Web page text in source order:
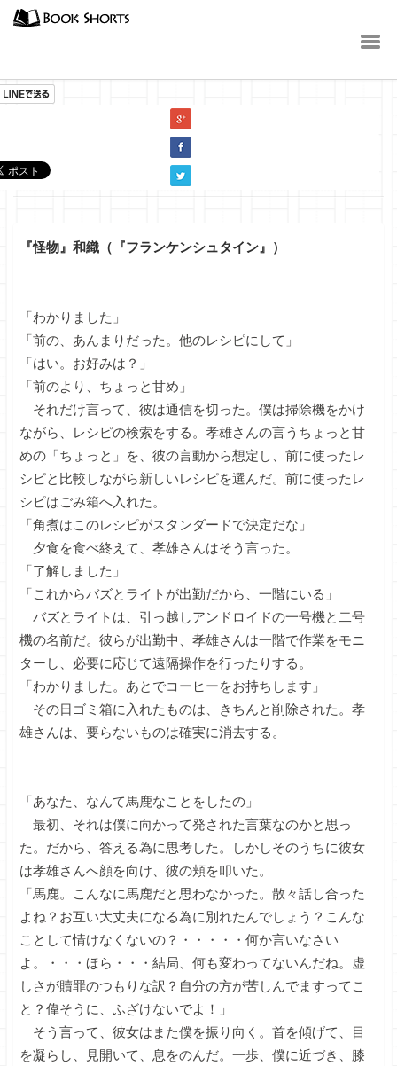
『怪物』和織（『フランケンシュタイン』）
「わかりました」
「前の、あんまりだった。他のレシピにして」
「はい。お好みは？」
「前のより、ちょっと甘め」
それだけ言って、彼は通信を切った。僕は掃除機をかけ
ながら、レシピの検索をする。孝雄さんの言うちょっと甘
めの「ちょっと」を、彼の言動から想定し、前に使ったレ
シピと比較しながら新しいレシピを選んだ。前に使ったレ
シピはごみ箱へ入れた。
「角煮はこのレシピがスタンダードで決定だな」
夕食を食べ終えて、孝雄さんはそう言った。
「了解しました」
「これからバズとライトが出勤だから、一階にいる」
バズとライトは、引っ越しアンドロイドの一号機と二号
機の名前だ。彼らが出勤中、孝雄さんは一階で作業をモニ
ターし、必要に応じて遠隔操作を行ったりする。
「わかりました。あとでコーヒーをお持ちします」
その日ゴミ箱に入れたものは、きちんと削除された。孝
雄さんは、要らないものは確実に消去する。
「あなた、なんて馬鹿なことをしたの」
最初、それは僕に向かって発された言葉なのかと思っ
た。だから、答える為に思考した。しかしそのうちに彼女
は孝雄さんへ顔を向け、彼の頬を叩いた。
「馬鹿。こんなに馬鹿だと思わなかった。散々話し合った
よね？お互い大丈夫になる為に別れたんでしょう？こんな
ことして情けなくないの？・・・・・何か言いなさい
よ。・・・ほら・・・結局、何も変わってないんだね。虚
しさが贖罪のつもりな訳？自分の方が苦しんでますってこ
と？偉そうに、ふざけないでよ！」
そう言って、彼女はまた僕を振り向く。首を傾げて、目
を凝らし、見開いて、息をのんだ。一歩、僕に近づき、膝